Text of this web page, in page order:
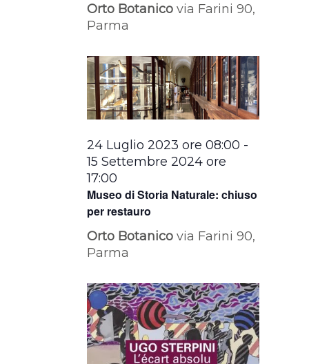
Orto Botanicovia Farini 90,
Parma
Museo di Storia Naturale: chiuso
per restauro
24 Luglio 2023 ore 08:00 -
15 Settembre 2024 ore
17:00
Orto Botanicovia Farini 90,
Parma